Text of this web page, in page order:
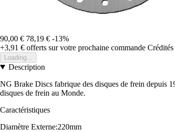
90,00 € 78,19 € -13%
+3,91 € offerts sur votre prochaine commande
Loading...
Description
NG Brake Discs fabrique des disques de frein depuis
disques de frein au Monde.
Caractéristiques
Diamètre Externe:220mm